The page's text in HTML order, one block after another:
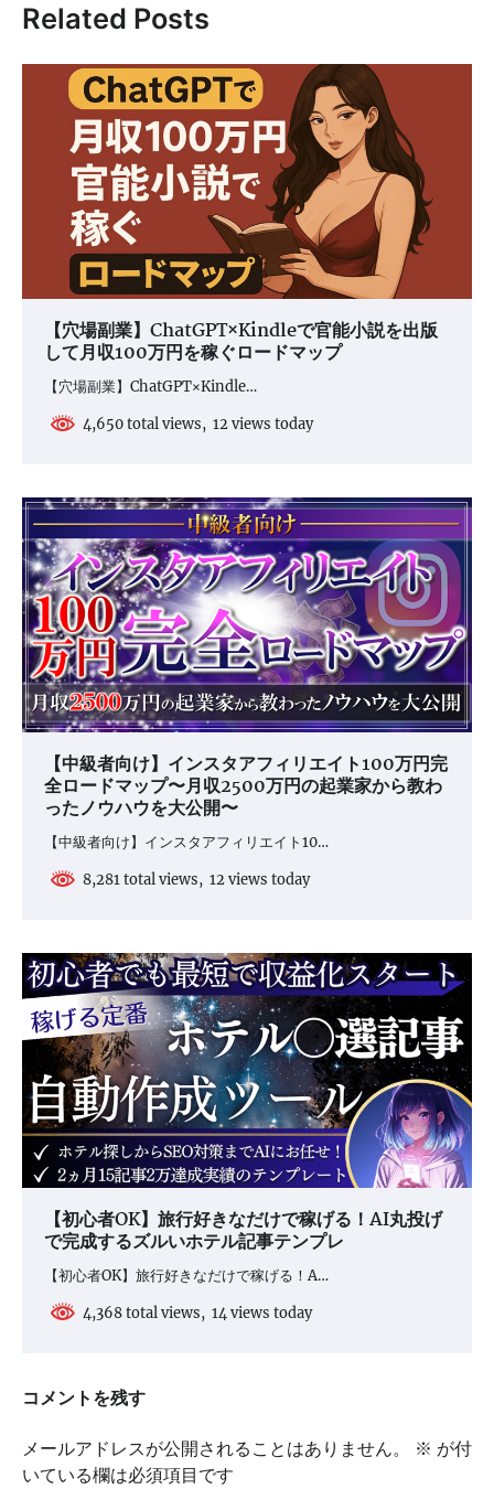
ー
シ
Related Posts
【穴場副業】ChatGPT×Kindleで官能小説を出版
して月収100万円を稼ぐロードマップ
【穴場副業】ChatGPT×Kindle…
4,650 total views, 12 views today
【中級者向け】インスタアフィリエイト100万円完
全ロードマップ〜月収2500万円の起業家から教わ
ったノウハウを大公開〜
【中級者向け】インスタアフィリエイト10…
8,281 total views, 12 views today
【初心者OK】旅行好きなだけで稼げる！AI丸投げ
で完成するズルいホテル記事テンプレ
【初心者OK】旅行好きなだけで稼げる！A…
4,368 total views, 14 views today
コメントを残す
メールアドレスが公開されることはありません。 ※ が付
いている欄は必須項目です